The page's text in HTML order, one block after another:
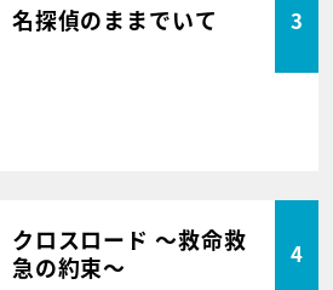
名探偵のままでいて 3
クロスロード ～救命救
急の約束～
4